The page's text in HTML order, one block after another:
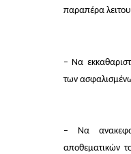
παραπέρα
– Να
των
– Να
αποθεματικών